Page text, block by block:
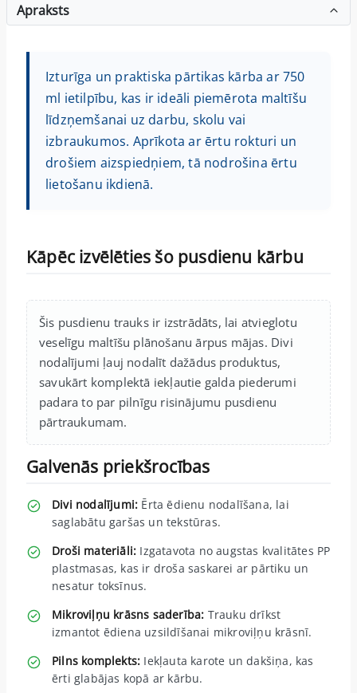
Apraksts
Izturīga un praktiska pārtikas kārba ar 750
ml ietilpību, kas ir ideāli piemērota maltīšu
līdzņemšanai uz darbu, skolu vai
izbraukumos. Aprīkota ar ērtu rokturi un
drošiem aizspiedņiem, tā nodrošina ērtu
lietošanu ikdienā.
Kāpēc izvēlēties šo pusdienu kārbu
Šis pusdienu trauks ir izstrādāts, lai atvieglotu
veselīgu maltīšu plānošanu ārpus mājas. Divi
nodalījumi ļauj nodalīt dažādus produktus,
savukārt komplektā iekļautie galda piederumi
padara to par pilnīgu risinājumu pusdienu
pārtraukumam.
Galvenās priekšrocības
Divi nodalījumi: Ērta ēdienu nodalīšana, lai
saglabātu garšas un tekstūras.
Droši materiāli: Izgatavota no augstas kvalitātes PP
plastmasas, kas ir droša saskarei ar pārtiku un
nesatur toksīnus.
Mikroviļņu krāsns saderība: Trauku drīkst
izmantot ēdiena uzsildīšanai mikroviļņu krāsnī.
Pilns komplekts: Iekļauta karote un dakšiņa, kas
ērti glabājas kopā ar kārbu.